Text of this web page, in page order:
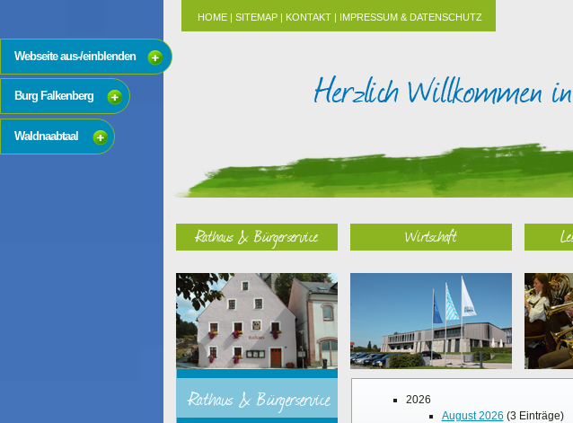
HOME| SITEMAP| KONTAKT| IMPRESSUM & DATENSCHUTZ
Rathaus & Bürgerservice Wirtschaft
Rathaus & Bürgerservice
2026
August 2026 (3 Einträge)
Webseite aus-/einblenden
Burg Falkenberg
Waldnaabtaal